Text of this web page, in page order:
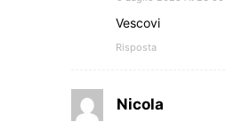
Vescovi
Risposta
Nicola